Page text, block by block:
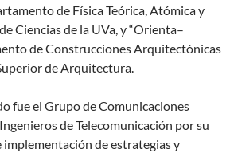
de Física Teórica, Atómica y
Ciencias de la UVa, y “Orienta–
de Construcciones Arquitectónicas
de Arquitectura.
fue el Grupo de Comunicaciones
de Telecomunicación por su
implementación de estrategias y